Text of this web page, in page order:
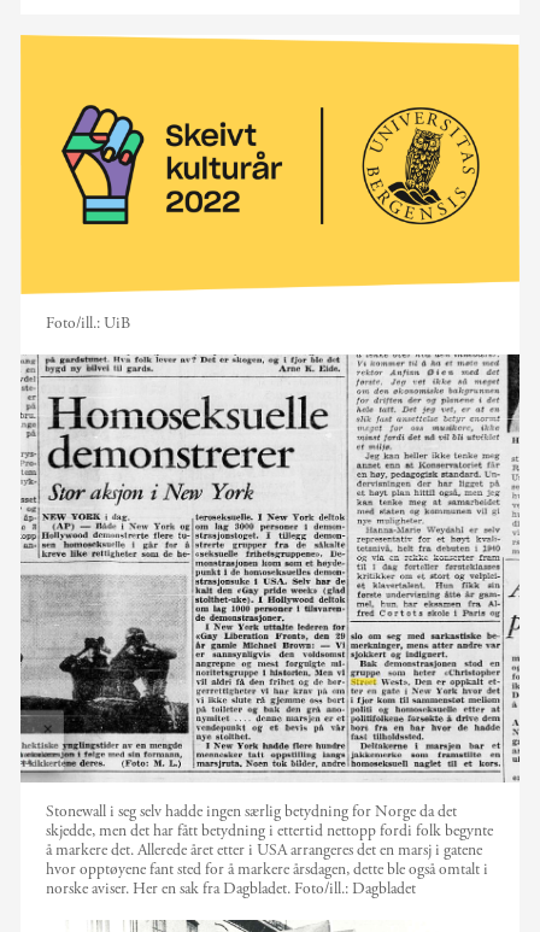
Foto/ill.:UiB
Stonewall i seg selv hadde ingen særlig betydning for Norge da det
skjedde, men det har fått betydning i ettertid nettopp fordi folk begynte
å markere det. Allerede året etter i USA arrangeres det en marsj i gatene
hvor opptøyene fant sted for å markere årsdagen, dette ble også omtalt i
norske aviser. Her en sak fra Dagbladet. Foto/ill.: Dagbladet